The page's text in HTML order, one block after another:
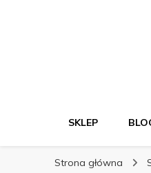
SKLEP
Strona główna